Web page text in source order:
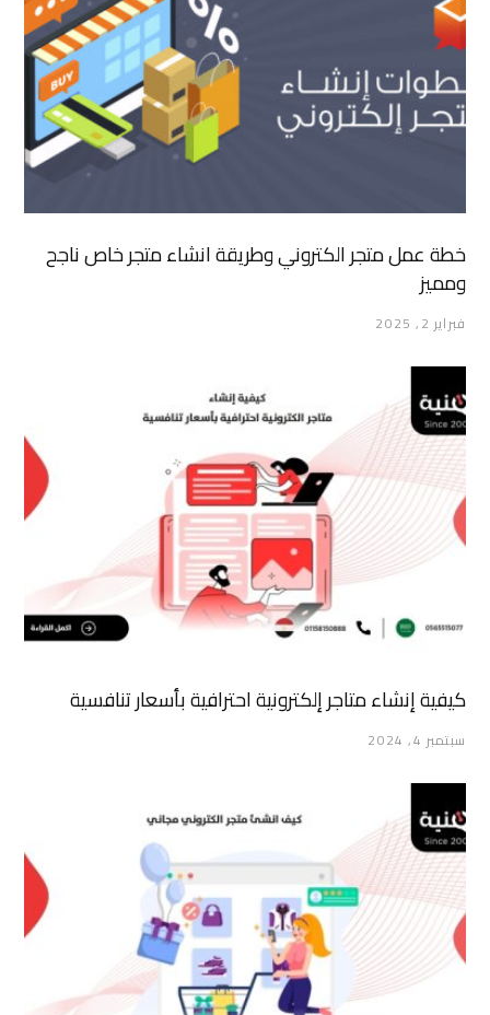
خطة عمل متجر الكتروني وطريقة انشاء متجر خاص ناجح
ومميز
فبراير 2, 2025
كيفية إنشاء متاجر إلكترونية احترافية بأسعار تنافسية
سبتمبر 4, 2024